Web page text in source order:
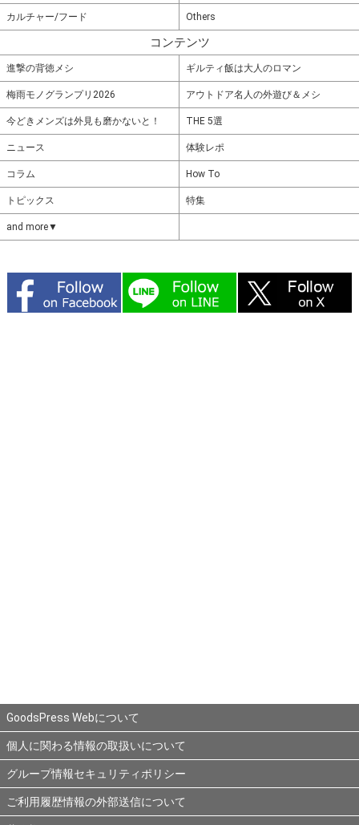
カルチャー/フード Others
コンテンツ
進撃の背徳メシ ギルティ飯は大人のロマン
梅雨モノグランプリ2026 アウトドア名人の外遊び＆メシ
今どきメンズは外見も磨かないと！ THE 5選
ニュース 体験レポ
コラム How To
トピックス 特集
and more▼
GoodsPress Webについて
個人に関わる情報の取扱いについて
グループ情報セキュリティポリシー
ご利用履歴情報の外部送信について